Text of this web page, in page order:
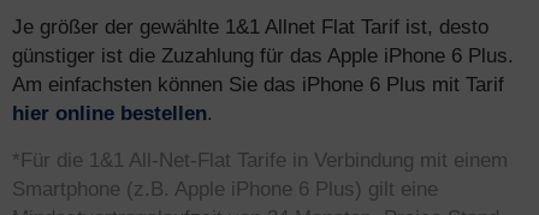
Je größer der gewählte 1&1 Allnet Flat Tarif ist, desto
günstiger ist die Zuzahlung für das Apple iPhone 6 Plus.
Am einfachsten können Sie das iPhone 6 Plus mit Tarif
hier online bestellen.
*Für die 1&1 All-Net-Flat Tarife in Verbindung mit einem
Smartphone (z.B. Apple iPhone 6 Plus) gilt eine